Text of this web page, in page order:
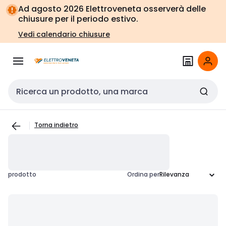
Vai alla
navigazione
Vai
alla
pagina
Ad agosto 2026 Elettroveneta osserverà delle
chiusure per il periodo estivo.
Vedi calendario chiusure
Cerca input
Torna indietro
prodotto Ordina per